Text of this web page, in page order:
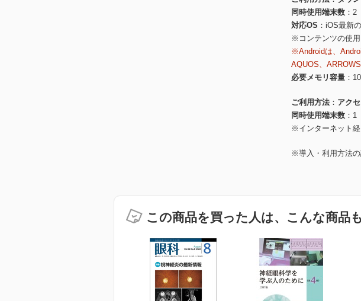
同時使用端末数
2
対応OS
iOS最新
※コンテンツの使
※Androidは、
AQUOS、
必要メモリ容量
ご利用方法
アク
同時使用端末数
1
※インターネット
※導入・利用方法
この商品を買った人は、こんな商品